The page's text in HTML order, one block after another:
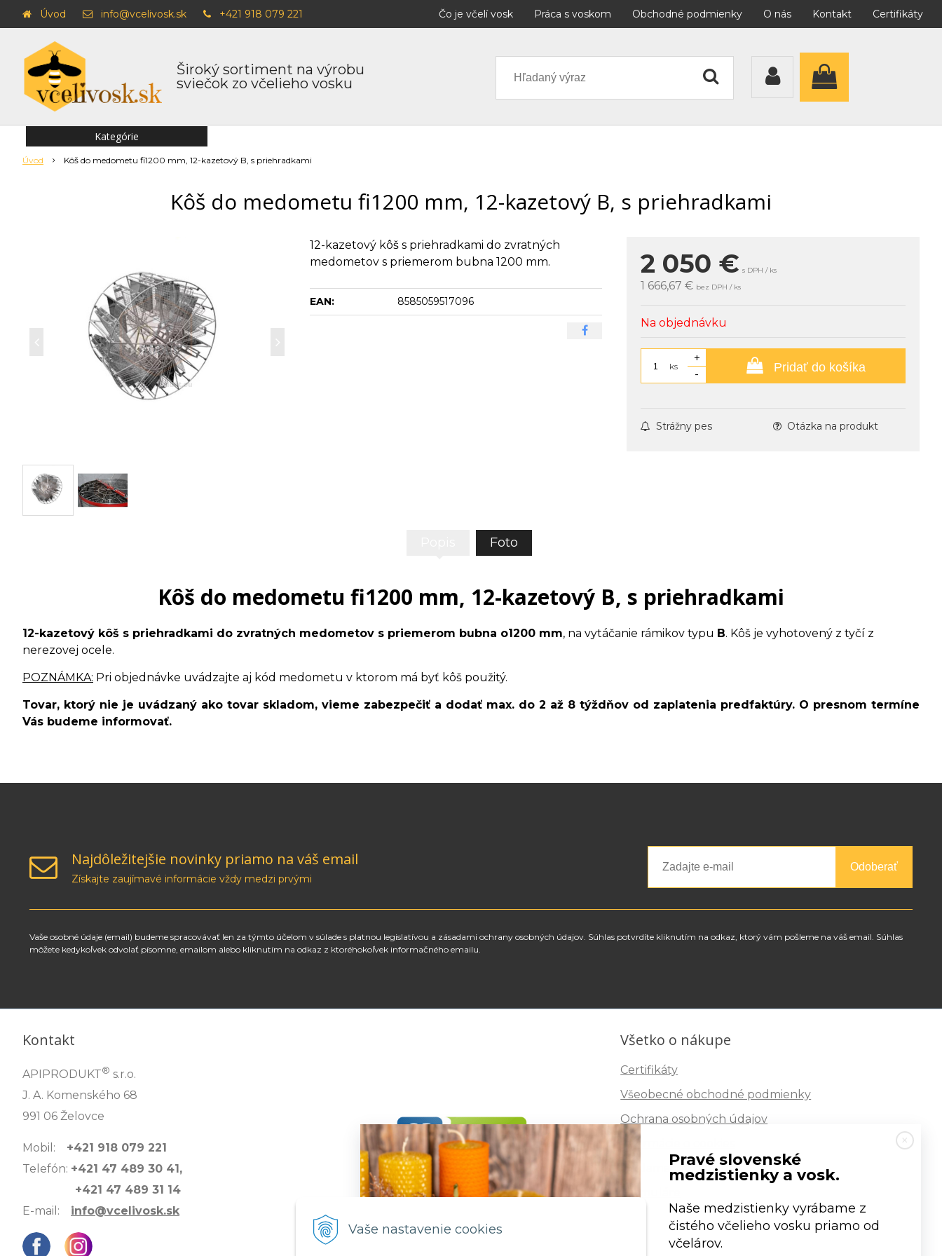
Vaše nastavenie cookies
Široký sortiment na výrobu
sviečok zo včelieho vosku
Úvod info@vcelivosk.sk +421 918 079 221 Čo je včelí vosk Práca s voskom Obchodné podmienky O nás Kontakt Certifikáty
Úvod Kôš do medometu fi1200 mm, 12-kazetový B, s priehradkami
Kôš do medometu fi1200 mm, 12-kazetový B, s priehradkami
2 050 € s DPH / ks
1 666,67 € bez DPH / ks
Na objednávku
ks
+
-
Pridať do košíka
Strážny pes Otázka na produkt
12-kazetový kôš s priehradkami do zvratných
medometov s priemerom bubna 1200 mm.
EAN: 8585059517096
Foto
Kôš do medometu fi1200 mm, 12-kazetový B, s priehradkami
12-kazetový kôš s priehradkami do zvratných medometov s priemerom bubna o1200 mm, na vytáčanie rámikov typu B. Kôš je vyhotovený z tyčí z
nerezovej ocele.
POZNÁMKA: Pri objednávke uvádzajte aj kód medometu v ktorom má byť kôš použitý.
Tovar, ktorý nie je uvádzaný ako tovar skladom, vieme zabezpečiť a dodať max. do 2 až 8 týždňov od zaplatenia predfaktúry. O presnom termíne
Vás budeme informovať.
Kategórie
Najdôležitejšie novinky priamo na váš email
Získajte zaujímavé informácie vždy medzi prvými
Odoberať
Vaše osobné údaje (email) budeme spracovávať len za týmto účelom v súlade s platnou legislatívou a zásadami ochrany osobných údajov. Súhlas potvrdíte kliknutím na odkaz, ktorý vám pošleme na váš email. Súhlas
môžete kedykoľvek odvolať písomne, emailom alebo kliknutím na odkaz z ktoréhokoľvek informačného emailu.
Kontakt
APIPRODUKT® s.r.o.
J. A. Komenského 68
991 06 Želovce
Mobil: +421 918 079 221
Telefón: +421 47 489 30 41,
+421 47 489 31 14
E-mail: info@vcelivosk.sk
Všetko o nákupe
Certifikáty
Všeobecné obchodné podmienky
Ochrana osobných údajov
Informácie o cookies
Reklamačný poriadok
Formuláre
Pravé slovenské
medzistienky a vosk.
Naše medzistienky vyrábame z
čistého včelieho vosku priamo od
včelárov.